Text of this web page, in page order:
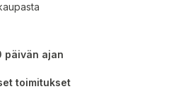
päivän ajan
toimitukset